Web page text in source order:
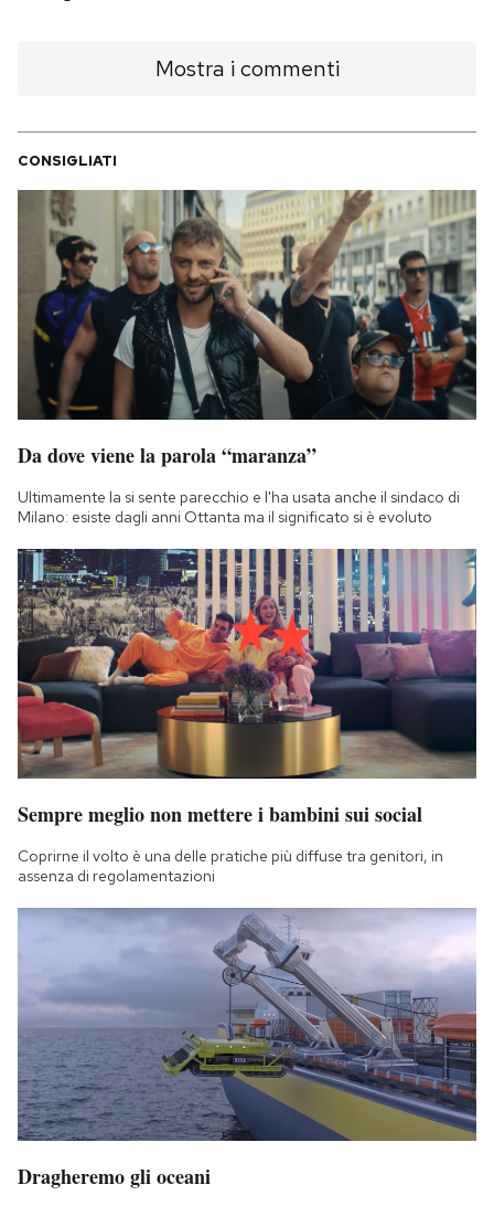
Mostra i commenti
CONSIGLIATI
Da dove viene la parola “maranza”
Ultimamente la si sente parecchio e l'ha usata anche il sindaco di
Milano: esiste dagli anni Ottanta ma il significato si è evoluto
Sempre meglio non mettere i bambini sui social
Coprirne il volto è una delle pratiche più diffuse tra genitori, in
assenza di regolamentazioni
Dragheremo gli oceani